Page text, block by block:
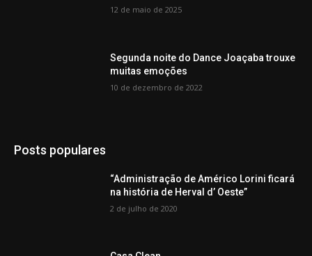
12 de maio de 2025
Segunda noite do Dance Joaçaba trouxe
muitas emoções
10 de dezembro de 2022
Posts populares
“Administração de Américo Lorini ficará
na história de Herval d’ Oeste”
2 de julho de 2020